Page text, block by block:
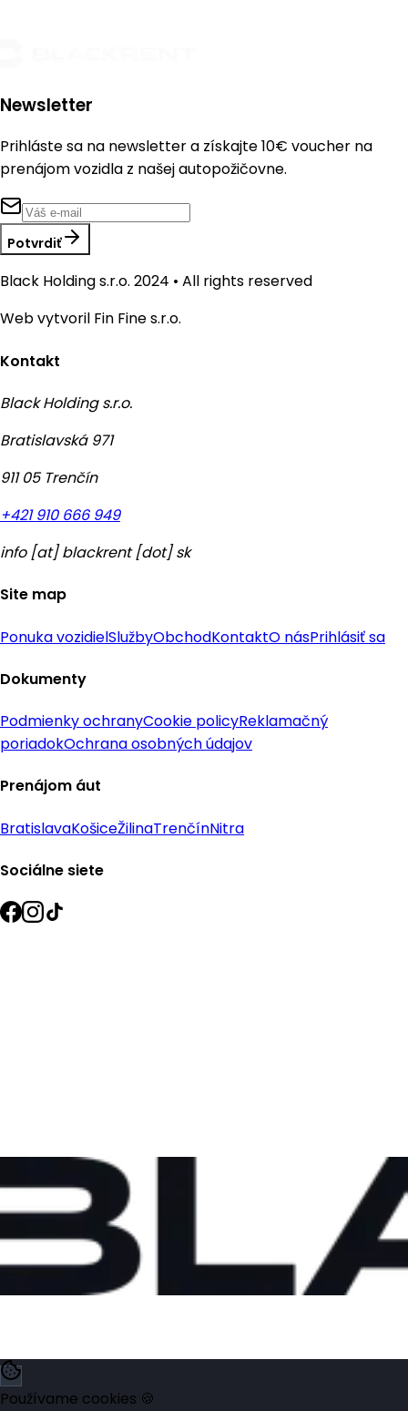
Newsletter
Prihláste sa na newsletter a získajte10€ voucher na
prenájom vozidla z našej autopožičovne.
Potvrdiť
Black Holding s.r.o. 2024 • All rights reserved
Web vytvoril Fin Fine s.r.o.
Kontakt
Black Holding s.r.o.
Bratislavská 971
911 05 Trenčín
+421 910 666 949
info[at]blackrent [dot] sk
Site map
Ponuka vozidielSlužbyObchodKontaktO násPrihlásiť sa
Dokumenty
Podmienky ochranyCookie policyReklamačný
poriadokOchrana osobných údajov
Prenájom áut
BratislavaKošiceŽilinaTrenčínNitra
Sociálne siete
Používame cookies 🍪